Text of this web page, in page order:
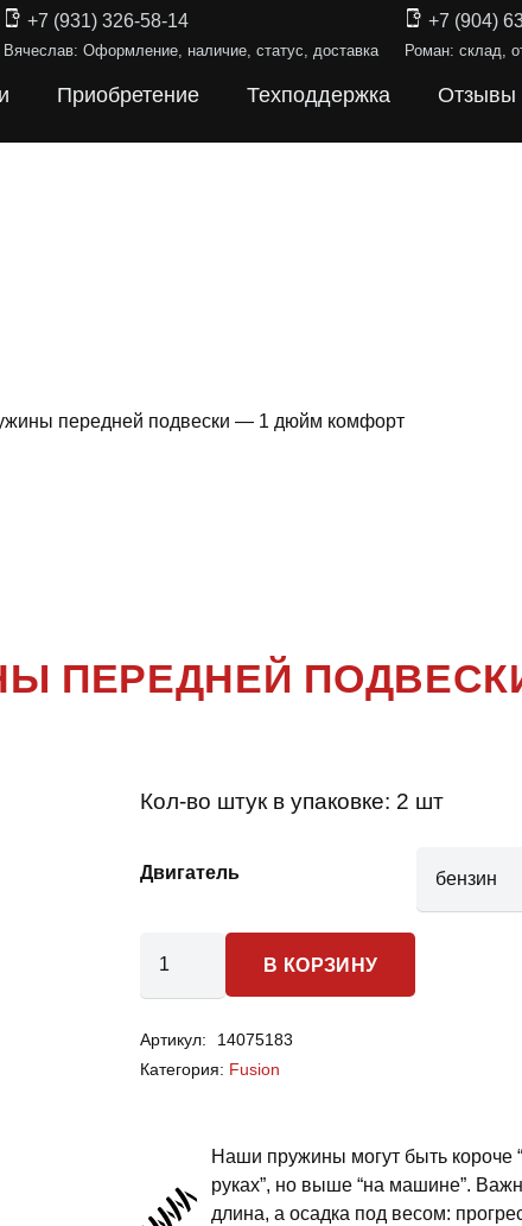
+7 (931) 326-58-14
Вячеслав: Оформление, наличие, статус, доставка
+7 (904)
Роман: склад,
Приобретение Техподдержка Отзывы
передней подвески — 1 дюйм комфорт
FUSION
ПЕРЕДНЕЙ
Кол-во штук в упаковке: 2 шт
Двигатель
Fusion-
пружины
подвески
1
В КОРЗИНУ
Артикул:
14075183
Категория: Fusion
Наши пружины могут быть короче
руках”, но выше “на машине”.
длина, а осадка под весом: